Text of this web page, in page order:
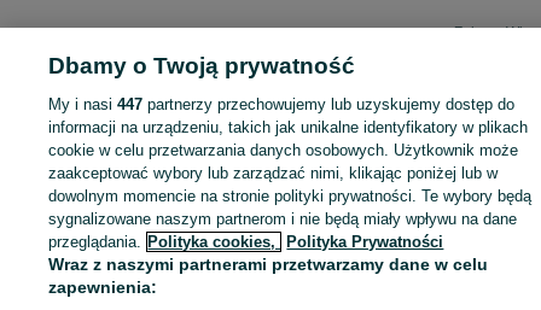
Zobacz
Mapa kategorii
Mapa miejscowości
Mapa ministron
Popularne wyszukiwania
Dbamy o Twoją prywatność
My i nasi447 partnerzy przechowujemy lub uzyskujemy dostęp do
informacji na urządzeniu, takich jak unikalne identyfikatory w plikach
cookie w celu przetwarzania danych osobowych. Użytkownik może
zaakceptować wybory lub zarządzać nimi, klikając poniżej lub w
dowolnym momencie na stronie polityki prywatności. Te wybory będą
sygnalizowane naszym partnerom i nie będą miały wpływu na dane
przeglądania. Polityka cookies, Polityka Prywatności
Wraz z naszymi partnerami przetwarzamy dane w celu
zapewnienia: